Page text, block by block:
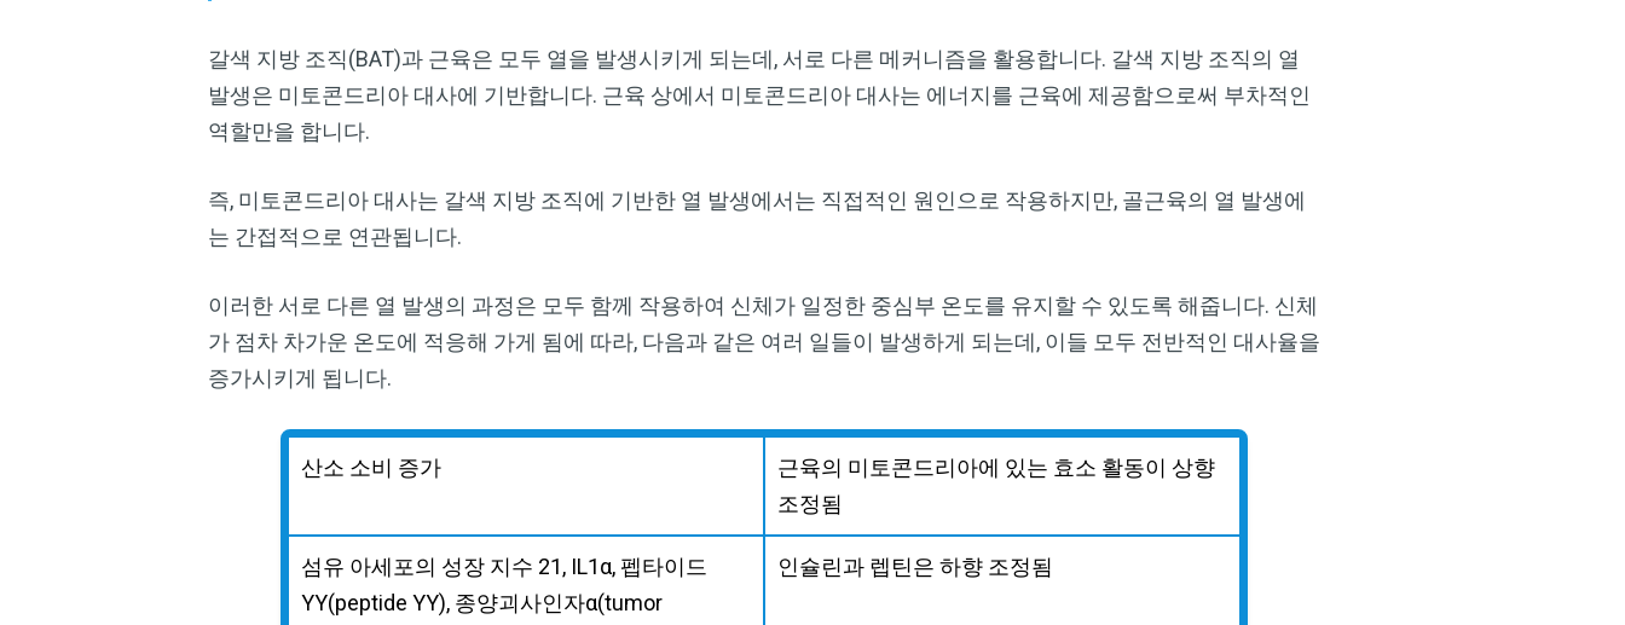
갈색 지방 조직(BAT)과 근육은 모두 열을 발생시키게 되는데, 서로 다른 메커니즘을 활용합니다. 갈색 지방 조직의 열
발생은 미토콘드리아 대사에 기반합니다. 근육 상에서 미토콘드리아 대사는 에너지를 근육에 제공함으로써 부차적인
역할만을 합니다.
즉, 미토콘드리아 대사는 갈색 지방 조직에 기반한 열 발생에서는 직접적인 원인으로 작용하지만, 골근육의 열 발생에
는 간접적으로 연관됩니다.
이러한 서로 다른 열 발생의 과정은 모두 함께 작용하여 신체가 일정한 중심부 온도를 유지할 수 있도록 해줍니다. 신체
가 점차 차가운 온도에 적응해 가게 됨에 따라, 다음과 같은 여러 일들이 발생하게 되는데, 이들 모두 전반적인 대사율을
증가시키게 됩니다.
산소 소비 증가
근육의 미토콘드리아에 있는 효소 활동이 상향
조정됨
섬유 아세포의 성장 지수 21, IL1α, 펩타이드
YY(peptide YY), 종양괴사인자α(tumor
인슐린과 렙틴은 하향 조정됨